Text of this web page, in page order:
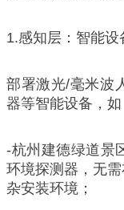
1.感知层：智能设
部署激光/毫米波
器等智能设备，如
-杭州建德绿道景
环境探测器，无
杂安装环境；